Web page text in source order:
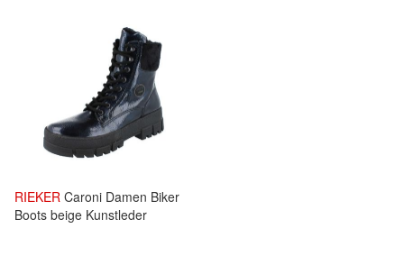
RIEKER Caroni Damen Biker
Boots beige Kunstleder